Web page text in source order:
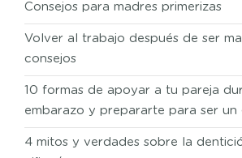
Consejos para madres primerizas
Volver al trabajo después de ser
consejos
10 formas de apoyar a tu pareja
embarazo y prepararte para ser un
4 mitos y verdades sobre la